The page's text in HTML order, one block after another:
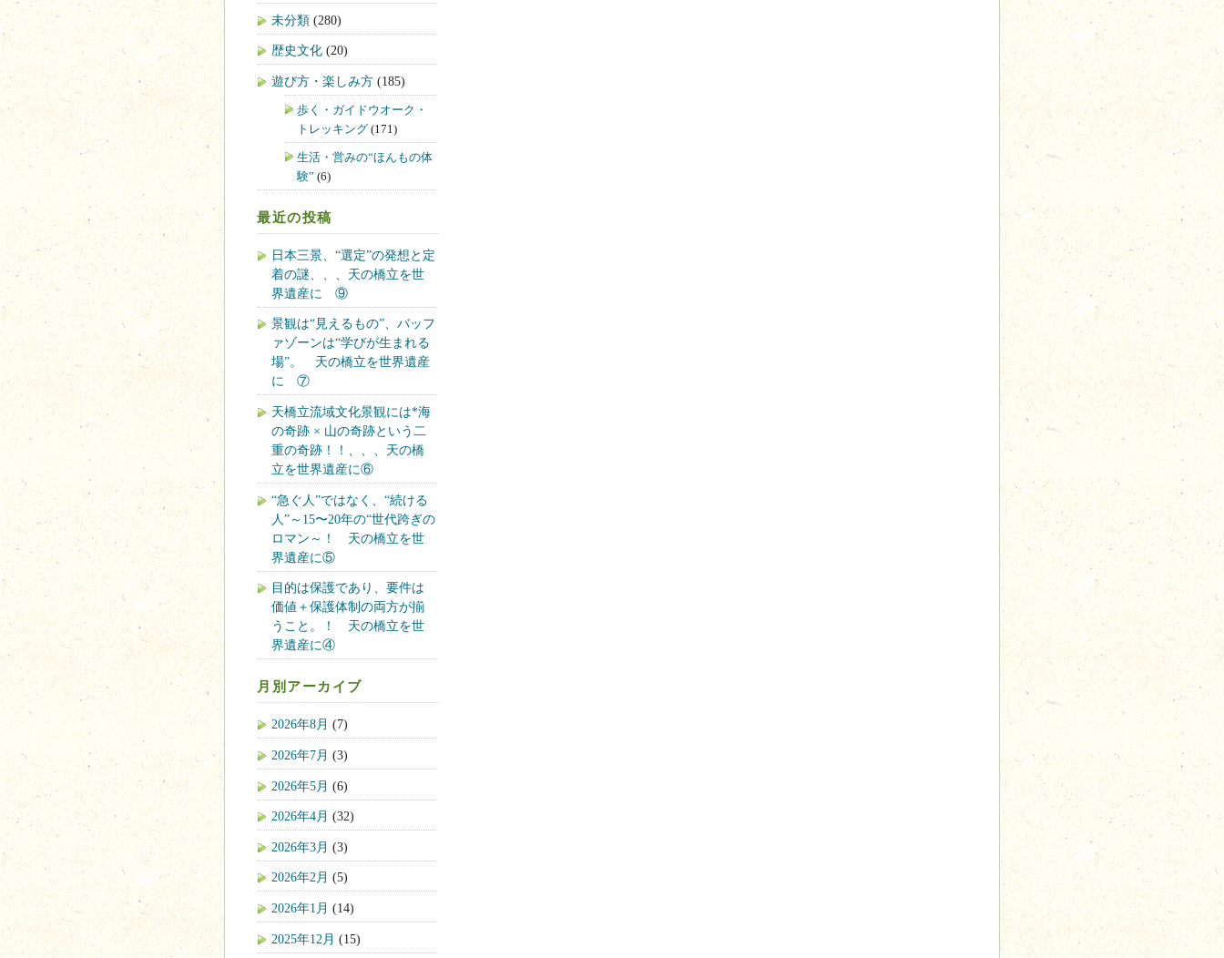
未分類 (280)
歴史文化 (20)
遊び方・楽しみ方 (185)
歩く・ガイドウオーク・
トレッキング (171)
生活・営みの“ほんもの体
験” (6)
最近の投稿
日本三景、“選定”の発想と定
着の謎、、、天の橋立を世
界遺産に ⑨
景観は“見えるもの”、バッフ
ァゾーンは“学びが生まれる
場”。 天の橋立を世界遺産
に ⑦
天橋立流域文化景観には*海
の奇跡 × 山の奇跡という二
重の奇跡！！、、、天の橋
立を世界遺産に⑥
“急ぐ人”ではなく、“続ける
人”～15〜20年の“世代跨ぎの
ロマン～！ 天の橋立を世
界遺産に⑤
目的は保護であり、要件は
価値＋保護体制の両方が揃
うこと。！ 天の橋立を世
界遺産に④
月別アーカイブ
2026年8月 (7)
2026年7月 (3)
2026年5月 (6)
2026年4月 (32)
2026年3月 (3)
2026年2月 (5)
2026年1月 (14)
2025年12月 (15)